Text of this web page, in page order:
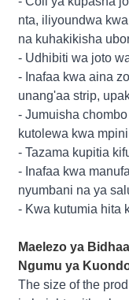
nta, iliyoundwa
na kuhakikisha
- Udhibiti wa joto
- Inafaa kwa aina
unang'aa strip,
- Jumuisha
kutolewa kwa mpini
- Tazama kupitia
- Inafaa kwa
nyumbani na ya
- Kwa kutumia hita
Maelezo ya
Ngumu ya
The size of the